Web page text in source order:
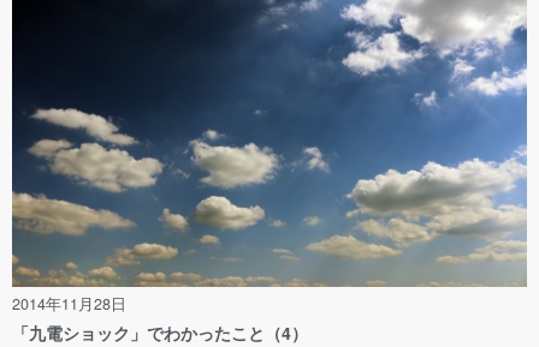
2014年11月28日
「九電ショック」でわかったこと（4）